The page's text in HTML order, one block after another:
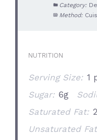
Category:
Method:
NUTRITION
Serving Size: 1
Sugar: 6g
Saturated Fat:
Unsaturated